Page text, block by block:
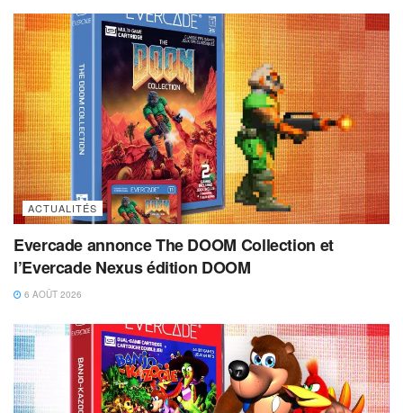
ACTUALITÉS
Evercade annonce The DOOM Collection et
l’Evercade Nexus édition DOOM
6 AOÛT 2026